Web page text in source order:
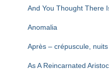
And You Thought There
Anomalia
Après – crépuscule,
As A Reincarnated